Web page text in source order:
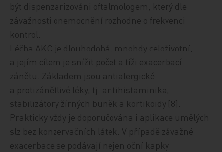
být dispenzarizováni oftalmologem, který dle
závažnosti onemocnění rozhodne o frekvenci
kontrol.
Léčba AKC je dlouhodobá, mnohdy celoživotní,
a jejím cílem je snížit počet a tíži exacerbací
zánětu. Základem jsou antialergické
a protizánětlivé léky, tj. antihistaminika,
stabilizátory žírných buněk a kortikoidy [8].
Prakticky vždy je doporučována i aplikace umělých
slz bez konzervačních látek. V případě závažné
exacerbace se podávají nejen oční kapky